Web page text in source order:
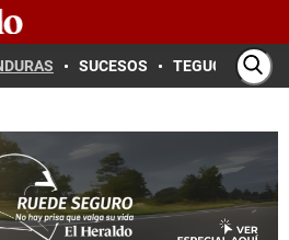
SUCESOS TEGUCIGALPA